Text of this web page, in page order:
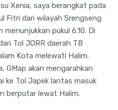
Xenia, saya berangkat pada
Fitri dari wilayah Srengseng
pukul 6.10. Di
Tol JORR daerah TB
Kota melewati Halim.
GMap akan mengarahkan
ke Tol Japek lantas masuk
berputar lewat Halim.